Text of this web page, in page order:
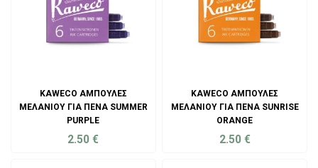
KAWECO ΑΜΠΟΎΛΕΣ
ΜΕΛΑΝΙΟΎ ΓΙΑ ΠΈΝΑ SUMMER
PURPLE
2.50€
KAWECO ΑΜΠΟΎΛΕΣ
ΜΕΛΑΝΙΟΎ ΓΙΑ ΠΈΝΑ SUNRISE
ORANGE
2.50 €